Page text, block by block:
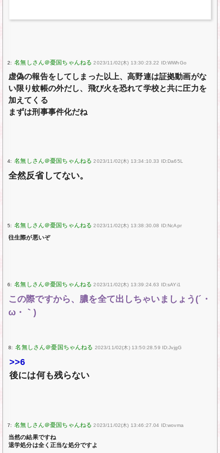
2: 2023/11/02(木) 13:30:23.22 ID:WWhGo
虚偽の報告をしてしまった以上、高野連は証拠動画がな
い限り蚊帳の外だし、飛び火を恐れて学校と共に圧力を
加えてくる
まずは刑事事件化だね
4: 2023/11/02(木) 13:34:10.33 ID:Da65L
全然反省してない。
5: 2023/11/02(木) 13:38:30.08 ID:NcApr
往生際が悪いぞ
6: 2023/11/02(木) 13:39:24.63 ID:sAYi1
この際ですから、膿を全て出しちゃいましょう(´・
ω・｀)
8: 2023/11/02(木) 13:50:28.59 ID:JvjgG
>>6
後には何も残らない
7: 2023/11/02(木) 13:46:27.04 ID:wovma
当然の結果ですね
退学処分は全く正当な処分ですよ